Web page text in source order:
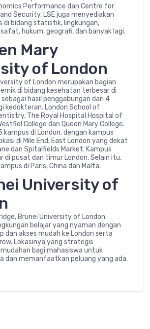
Performance dan Centre for
Security. LSE juga menyediakan
di bidang statistik, lingkungan,
hukum, geografi, dan banyak lagi.
Mary
of London
of London merupakan bagian
di bidang kesehatan terbesar di
sebagai hasil penggabungan dari 4
kedokteran. London School of
The Royal Hospital Hospital of
College dan Queen Mary College.
kampus di London, dengan kampus
di Mile End, East London yang dekat
dan Spitalfields Market. Kampus
di pusat dan timur London. Selain itu,
di Paris, China dan Malta.
University of
Brunei University of London
belajar yang nyaman dengan
dan akses mudah ke London serta
Lokasinya yang strategis
bagi mahasiswa untuk
dan memanfaatkan peluang yang ada.